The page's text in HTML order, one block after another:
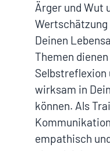
Ärger und Wut
Deinen
Themen
Selbstreflexion
wirksam in
können. Als
empathisch